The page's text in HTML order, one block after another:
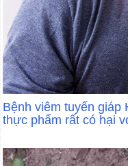
Bệnh viêm tuyến giáp
thực phẩm rất có hại